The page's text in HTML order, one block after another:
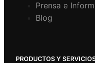
Prensa e
Blog
PRODUCTOS Y